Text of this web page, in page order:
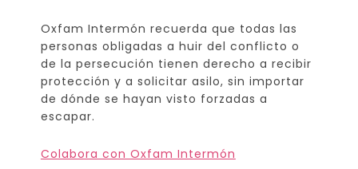
Oxfam Intermón recuerda que todas las
personas obligadas a huir del conflicto o
de la persecución tienen derecho a recibir
protección y a solicitar asilo, sin importar
de dónde se hayan visto forzadas a
escapar.
Colabora con Oxfam Intermón